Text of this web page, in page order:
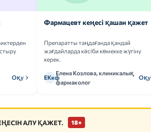
Оқу
Фармацевт кеңесі қашан қажет
Препаратты таңдағанда қандай
жағдайларда кәсіби көмекке жүгіну
керек.
ЕКкф
Елена Козлова, клиникалық
фармаколог
Оқу
АЛУ ҚАЖЕТ. 18+